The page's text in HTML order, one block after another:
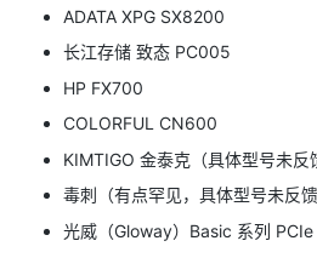
ADATA XPG SX8200
长江存储 致态 PC005
HP FX700
COLORFUL CN600
KIMTIGO 金泰克（具体型号未反
毒刺（有点罕见，具体型号未反馈
光威（Gloway）Basic 系列 PCIe